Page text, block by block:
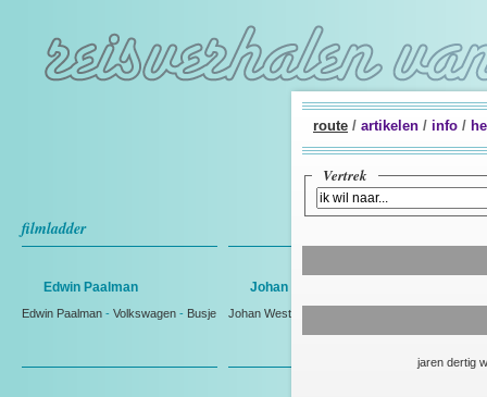
route / artikelen / info /
jaren dertig
Vertrek
filmladder
Edwin Paalman
Edwin Paalman - Volkswagen - Busje
Johan Westmaas
Johan Westmaas